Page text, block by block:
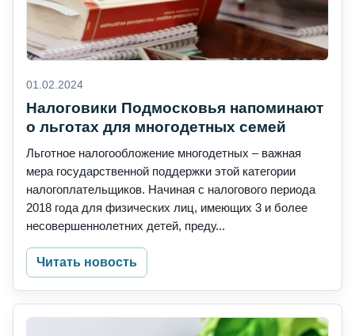
01.02.2024
Налоговики Подмосковья напоминают
о льготах для многодетных семей
Льготное налогообложение многодетных – важная
мера государственной поддержки этой категории
налогоплательщиков. Начиная с налогового периода
2018 года для физических лиц, имеющих 3 и более
несовершеннолетних детей, преду...
Читать новость